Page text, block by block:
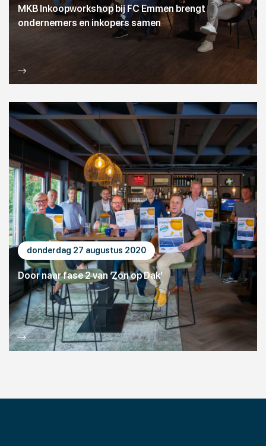
MKB Inkoopworkshop bij FC Emmen brengt
ondernemers en inkopers samen
donderdag 27 augustus 2020
Door naar fase 2 van ‘Zon op Dak’